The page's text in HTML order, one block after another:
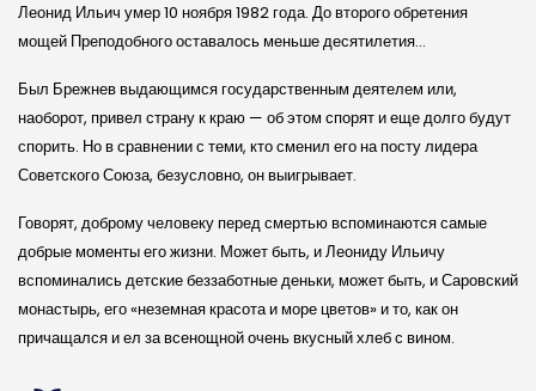
Леонид Ильич умер 10 ноября 1982 года. До второго обретения
мощей Преподобного оставалось меньше десятилетия…
Был Брежнев выдающимся государственным деятелем или,
наоборот, привел страну к краю — об этом спорят и еще долго будут
спорить. Но в сравнении с теми, кто сменил его на посту лидера
Советского Союза, безусловно, он выигрывает.
Говорят, доброму человеку перед смертью вспоминаются самые
добрые моменты его жизни. Может быть, и Леониду Ильичу
вспоминались детские беззаботные деньки, может быть, и Саровский
монастырь, его «неземная красота и море цветов» и то, как он
причащался и ел за всенощной очень вкусный хлеб с вином.